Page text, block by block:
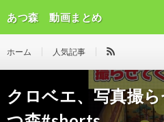
あつ森 動画まとめ
ホーム 人気記事
クロベエ、写真撮